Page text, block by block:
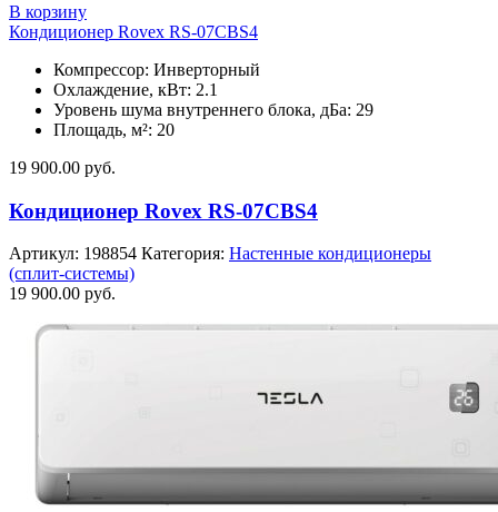
В корзину
Кондиционер Rovex RS-07CBS4
Компрессор: Инверторный
Охлаждение, кВт: 2.1
Уровень шума внутреннего блока, дБа: 29
Площадь, м²: 20
19 900.00 руб.
Кондиционер Rovex RS-07CBS4
Артикул: 198854 Категория: Настенные кондиционеры
(сплит-системы)
19 900.00 руб.